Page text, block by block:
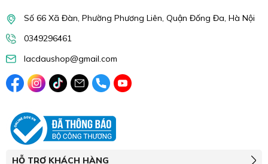
Số 66 Xã Đàn, Phường Phương Liên, Quận Đống Đa, Hà Nội
0349296461
lacdaushop@gmail.com
HỖ TRỢ KHÁCH HÀNG